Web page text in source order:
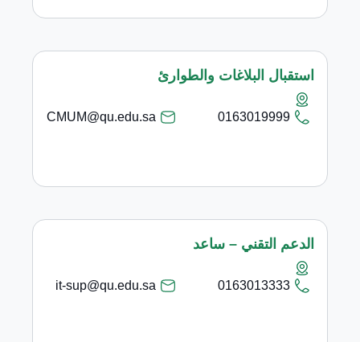
استقبال البلاغات والطوارئ
0163019999
CMUM@qu.edu.sa
الدعم التقني – ساعد
0163013333
it-sup@qu.edu.sa